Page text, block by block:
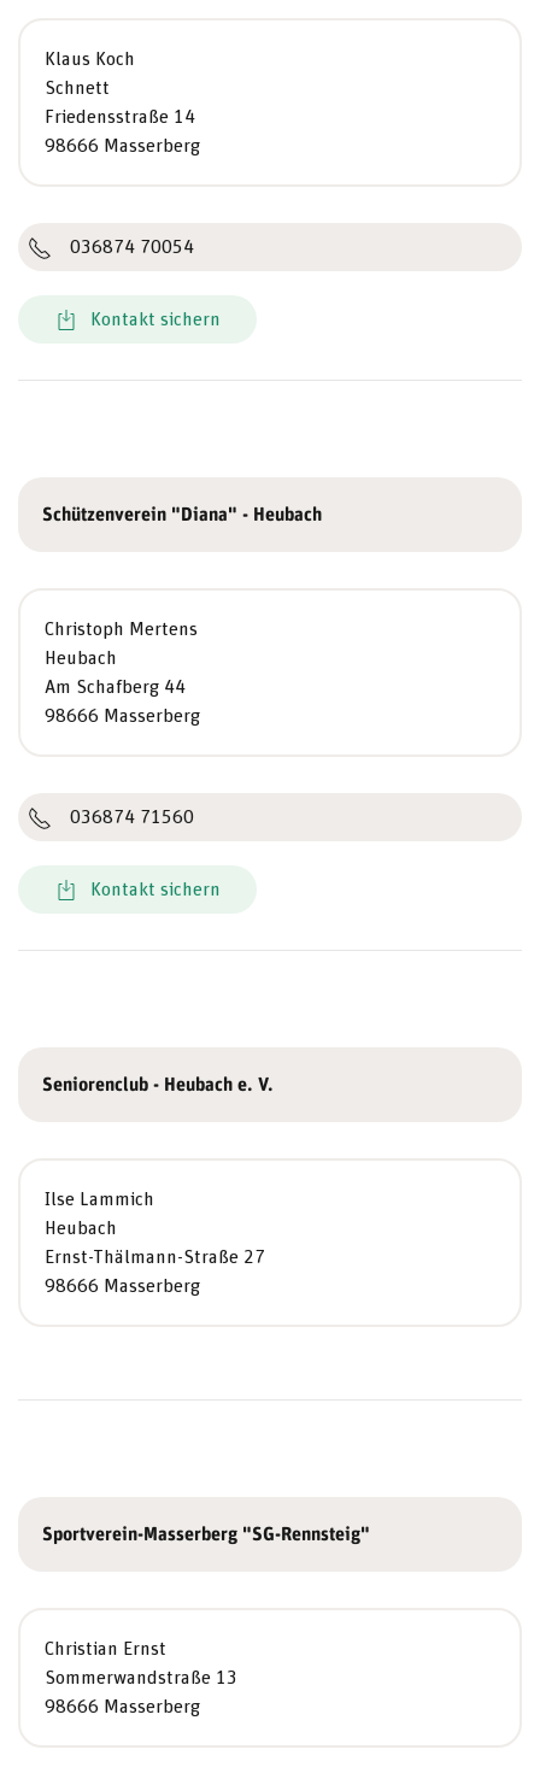
Klaus Koch
Schnett
Friedensstraße 14
98666 Masserberg
036874 70054
Kontakt sichern
Schützenverein "Diana" - Heubach
Christoph Mertens
Heubach
Am Schafberg 44
98666 Masserberg
036874 71560
Kontakt sichern
Seniorenclub - Heubach e. V.
Ilse Lammich
Heubach
Ernst-Thälmann-Straße 27
98666 Masserberg
Sportverein-Masserberg "SG-Rennsteig"
Christian Ernst
Sommerwandstraße 13
98666 Masserberg